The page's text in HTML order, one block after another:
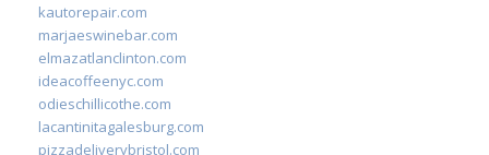
kautorepair.com
marjaeswinebar.com
elmazatlanclinton.com
ideacoffeenyc.com
odieschillicothe.com
lacantinitagalesburg.com
pizzadeliverybristol.com